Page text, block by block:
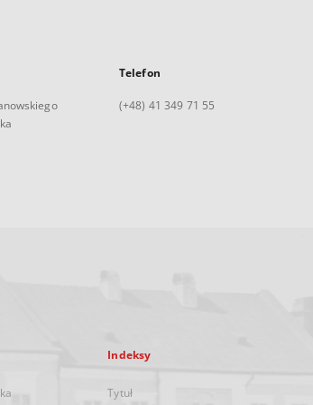
Telefon
(+48) 41 349 71 55
Indeksy
Tytuł